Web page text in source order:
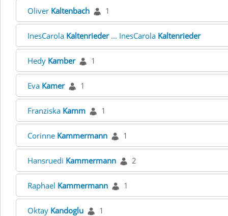
Oliver Kaltenbach 1
InesCarola Kaltenrieder... InesCarola Kaltenrieder
Hedy Kamber 1
Eva Kamer 1
Franziska Kamm 1
Corinne Kammermann 1
Hansruedi Kammermann 2
Raphael Kammermann 1
Oktay Kandoglu 1